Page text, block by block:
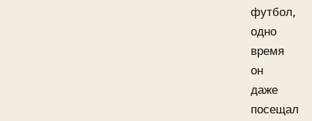
футбол,
одно
время
он
даже
посещал